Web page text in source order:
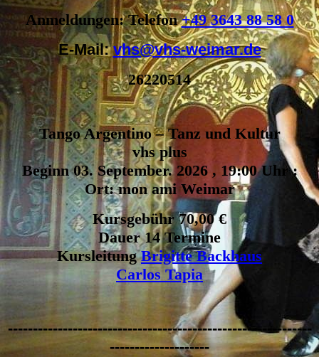
Anmeldungen: Telefon+49 3643 88 58 0
E-Mail:vhs@vhs-weimar.de
26220514
Tango Argentino – Tanz und Kultur
vhs plus
Beginn 03. September. 2026 , 19:00 Uhr :
Ort: mon ami Weimar
Kursgebühr 70,00 €
Dauer 14 Termine
KursleitungBrigitte Backhaus
Carlos Tapia
-------------------------------------------------------------
--------------------